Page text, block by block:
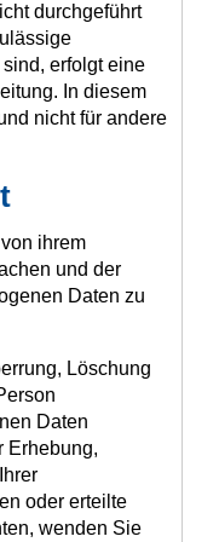
durchgeführt
erfolgt eine
In diesem
nicht für andere
ihrem
und der
Daten zu
Löschung
Daten
Erhebung,
oder erteilte
wenden Sie